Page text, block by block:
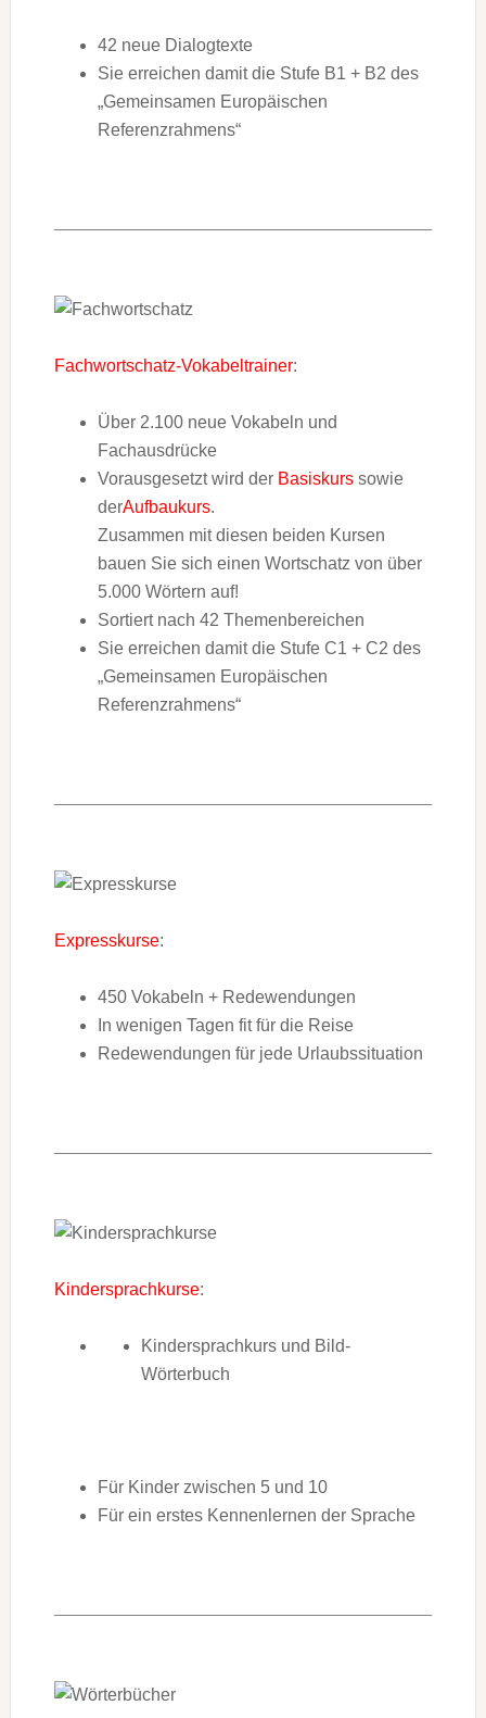
42 neue Dialogtexte
Sie erreichen damit die Stufe B1 + B2 des
„Gemeinsamen Europäischen
Referenzrahmens“
Fachwortschatz-Vokabeltrainer:
Über 2.100 neue Vokabeln und
Fachausdrücke
Vorausgesetzt wird der Basiskurssowie
derAufbaukurs.
Zusammen mit diesen beiden Kursen
bauen Sie sich einen Wortschatz von über
5.000 Wörtern auf!
Sortiert nach 42 Themenbereichen
Sie erreichen damit die Stufe C1 + C2 des
„Gemeinsamen Europäischen
Referenzrahmens“
Expresskurse:
450 Vokabeln + Redewendungen
In wenigen Tagen fit für die Reise
Redewendungen für jede Urlaubssituation
Kindersprachkurse:
Kindersprachkurs und Bild-
Wörterbuch
Für Kinder zwischen 5 und 10
Für ein erstes Kennenlernen der Sprache